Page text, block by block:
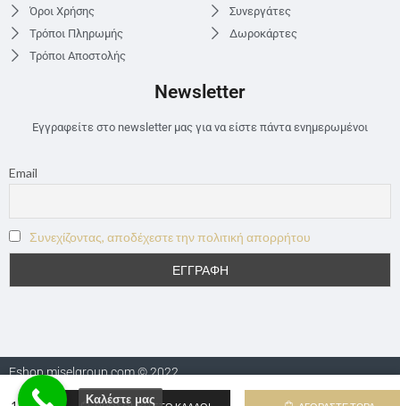
Όροι Χρήσης
Τρόποι Πληρωμής
Τρόποι Αποστολής
Συνεργάτες
Δωροκάρτες
Newsletter
Εγγραφείτε στο newsletter μας για να είστε πάντα ενημερωμένοι
Email
Συνεχίζοντας, αποδέχεστε την πολιτική απορρήτου
Eshop.miselgroup.com © 2022
Καλέστε μας